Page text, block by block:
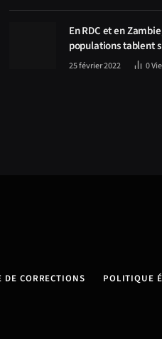
En RDC et en
populations tablent
économiques de la
25 février 2022 0
CORRECTIONS POLITIQUE